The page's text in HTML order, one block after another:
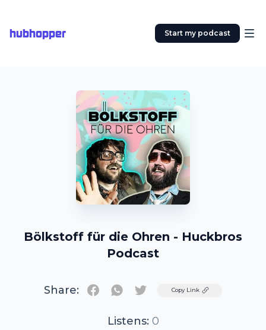
hubhopper Start my podcast
Bölkstoff für die Ohren - Huckbros
Podcast
Share: TwitterCopy Link
Listens: 0